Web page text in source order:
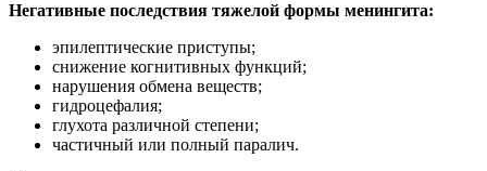
Негативные последствия тяжелой формы менингита:
эпилептические приступы;
снижение когнитивных функций;
нарушения обмена веществ;
гидроцефалия;
глухота различной степени;
частичный или полный паралич.